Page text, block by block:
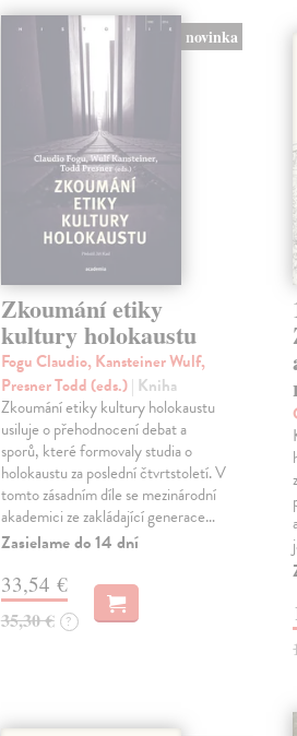
novinka
Zkoumání etiky
kultury holokaustu
Fogu Claudio, Kansteiner Wulf,
Presner Todd (eds.)| Kniha
Zkoumání etiky kultury holokaustu
usiluje o přehodnocení debat a
sporů, které formovaly studia o
holokaustu za poslední čtvrtstoletí. V
tomto zásadním díle se mezinárodní
akademici ze zakládající generace…
Zasielame do 14 dní
33,54 €
35,30 € ?